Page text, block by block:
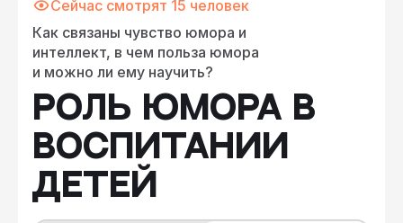
Сейчас смотрят 15 человек
Как связаны чувство юмора и
интеллект, в чем польза юмора
и можно ли ему научить?
РОЛЬ ЮМОРА В
ВОСПИТАНИИ
ДЕТЕЙ